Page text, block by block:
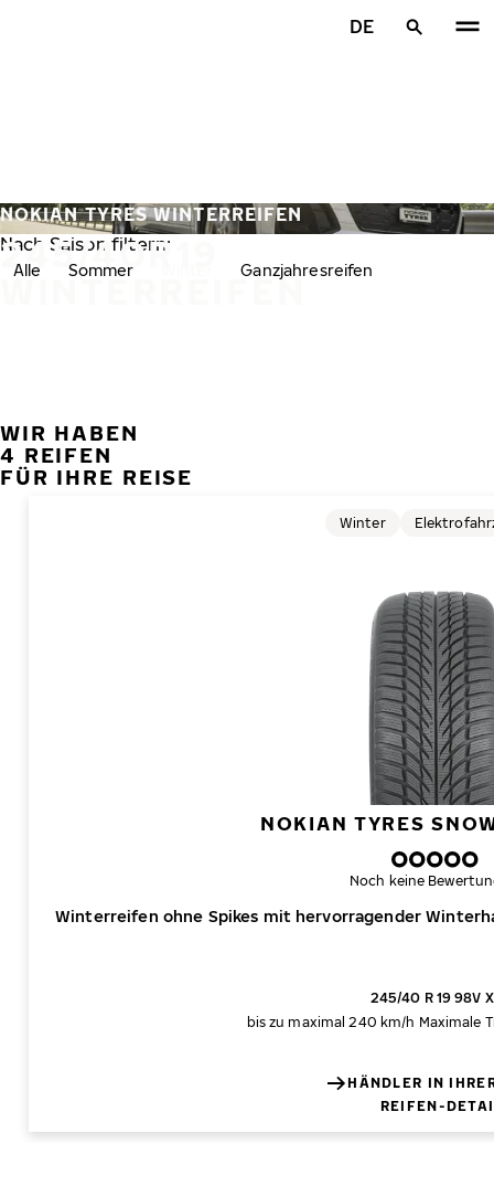
DE
245/40R19
WINTERREIFEN
NOKIAN TYRES WINTERREIFEN
Nach Saison filtern:
Alle Sommer Ganzjahresreifen
WIR HABEN
4 REIFEN
FÜR IHRE REISE
NOKIAN TYRES
Winterreifen ohne Spikes mit hervorragender
Winter
Noch keine
245/40 R 19 98V
bis zu maximal 240 km/h Maximale
HÄNDLER IN
REIFEN-